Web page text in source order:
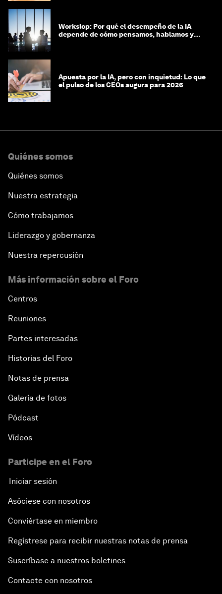
Workslop: Por qué el desempeño de la IA
depende de cómo pensamos, hablamos y
Apuesta por la IA, pero con inquietud: Lo que
el pulso de los CEOs augura para 2026
Quiénes somos
Quiénes somos
Nuestra estrategia
Cómo trabajamos
Liderazgo y gobernanza
Nuestra repercusión
Más información sobre el Foro
Centros
Reuniones
Partes interesadas
Historias del Foro
Notas de prensa
Galería de fotos
Pódcast
Vídeos
Participe en el Foro
Iniciar sesión
Asóciese con nosotros
Conviértase en miembro
Regístrese para recibir nuestras notas de prensa
Suscríbase a nuestros boletines
Contacte con nosotros